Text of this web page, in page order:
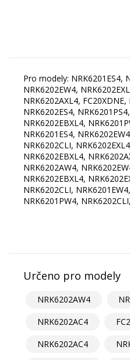
Pro modely: NRK6201ES4,
NRK6202EW4,
NRK6202AXL4,
NRK6202ES4,
NRK6202EBXL4,
NRK6201ES4,
NRK6202CLI,
NRK6202EBXL4,
NRK6202AW4,
NRK6202EBXL4,
NRK6202CLI,
NRK6201PW4, NRK6202CLI,
Určeno pro modely
NRK6202AW4
NRK6202AC4
NRK6202AC4